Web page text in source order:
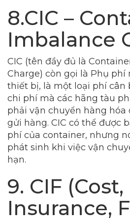
8.CIC –
Imbalance
CIC (tên đầy đủ là
Charge) còn gọi là Phụ phí
thiết bị, là một loại phí cân
chi phí mà các hãng tàu
phải vận chuyển hàng hóa
gửi hàng. CIC có thể được
phí của container, nhưng
phát sinh khi việc vận
hạn.
9. CIF (Cost,
Insurance,